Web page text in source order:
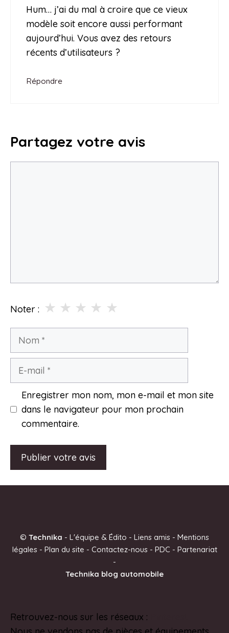
Hum… j’ai du mal à croire que ce vieux
modèle soit encore aussi performant
aujourd’hui. Vous avez des retours
récents d’utilisateurs ?
Répondre
Partagez votre avis
Noter : ★
★
★
★
★
Nom
Enregistrer mon nom, mon e-mail et mon site
dans le navigateur pour mon prochain
commentaire.
n
v
e
© Technika - L'équipe & Édito - Liens amis - Mentions
légales- Plan du site - Contactez-nous- PDC - Partenariat
-
Technika blog automobile
Retrouvez-nous sur les réseaux :